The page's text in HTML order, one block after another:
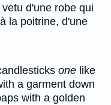
d'une robe qui
la poitrine, d'une
one like
a garment down
with a golden